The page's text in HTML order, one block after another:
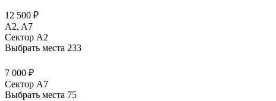
12 500 ₽
A2, A7
Сектор А2
Выбрать места 233
7 000 ₽
Сектор А7
Выбрать места 75